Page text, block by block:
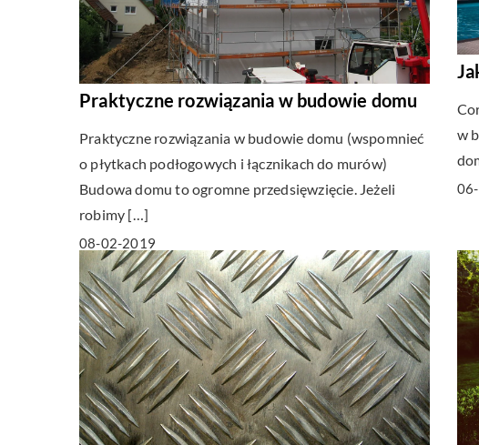
Praktyczne rozwiązania w budowie domu
Praktyczne rozwiązania w budowie domu (wspomnieć
o płytkach podłogowych i łącznikach do murów)
Budowa domu to ogromne przedsięwzięcie. Jeżeli
robimy […]
08-02-2019
w